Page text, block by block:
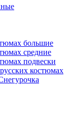
большие
средние
подвески
костюмах